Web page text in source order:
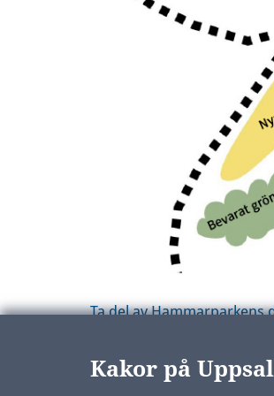
Ta del av Hammarparkens
Uppdaterad: 14 oktober
Kakor på